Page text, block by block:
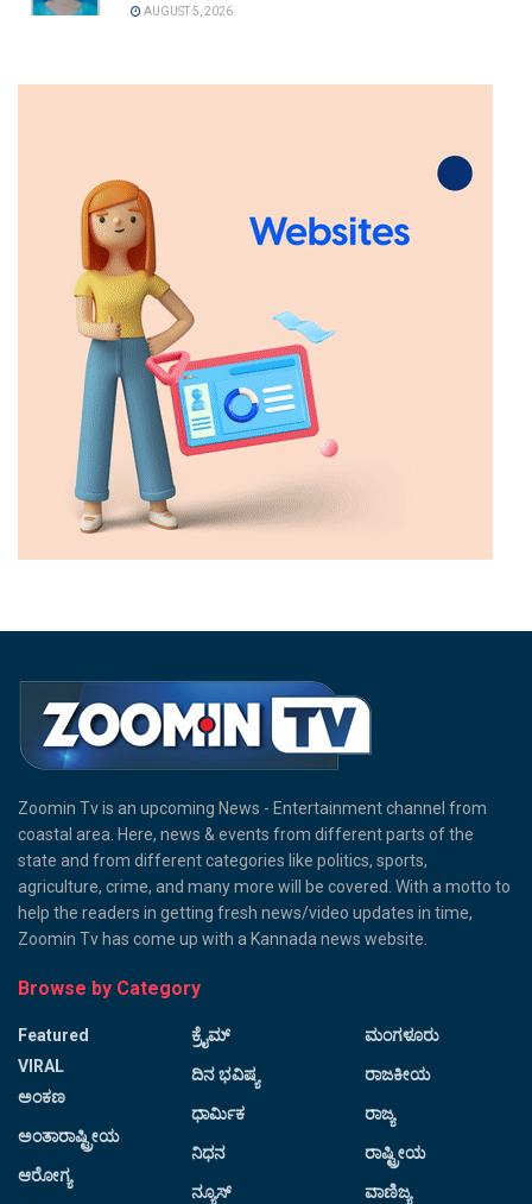
AUGUST 5, 2026
Zoomin Tv is an upcoming News - Entertainment channel from
coastal area. Here, news & events from different parts of the
state and from different categories like politics, sports,
agriculture, crime, and many more will be covered. With a motto to
help the readers in getting fresh news/video updates in time,
Zoomin Tv has come up with a Kannada news website.
Browse by Category
Featured
VIRAL
ಅಂಕಣ
ಅಂತಾರಾಷ್ಟ್ರೀಯ
ಆರೋಗ್ಯ
ಕ್ರೈಮ್
ದಿನ ಭವಿಷ್ಯ
ಧಾರ್ಮಿಕ
ನಿಧನ
ನ್ಯೂಸ್
ಮಂಗಳೂರು
ರಾಜಕೀಯ
ರಾಜ್ಯ
ರಾಷ್ಟ್ರೀಯ
ವಾಣಿಜ್ಯ